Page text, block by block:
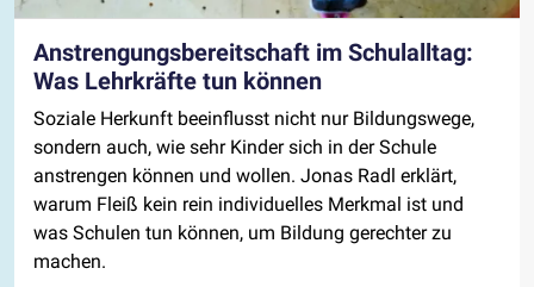
Anstrengungsbereitschaft im Schulalltag:
Was Lehrkräfte tun können
Soziale Herkunft beeinflusst nicht nur Bildungswege,
sondern auch, wie sehr Kinder sich in der Schule
anstrengen können und wollen. Jonas Radl erklärt,
warum Fleiß kein rein individuelles Merkmal ist und
was Schulen tun können, um Bildung gerechter zu
machen.